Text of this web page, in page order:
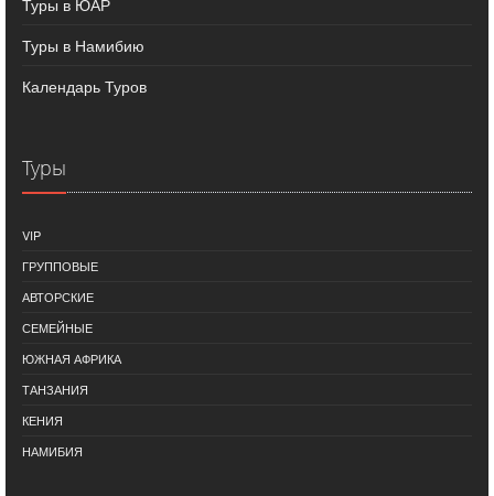
Туры в ЮАР
Туры в Намибию
Календарь Туров
Туры
VIP
ГРУППОВЫЕ
АВТОРСКИЕ
СЕМЕЙНЫЕ
ЮЖНАЯ АФРИКА
ТАНЗАНИЯ
КЕНИЯ
НАМИБИЯ